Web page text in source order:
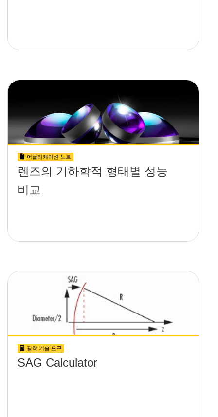
어플리케이션 노트
렌즈의 기하학적 형태별 성능
비교
광학 기술 도구
SAG Calculator